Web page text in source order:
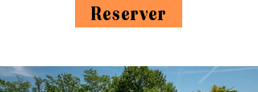
Reserver